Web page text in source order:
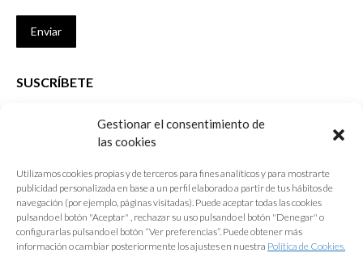
Gestionar el consentimiento de
las cookies
Utilizamos cookies propias y de terceros para fines analíticos y para mostrarte
publicidad personalizada en base a un perfil elaborado a partir de tus hábitos de
navegación (por ejemplo, páginas visitadas). Puede aceptar todas las cookies
pulsando el botón "Aceptar" , rechazar su uso pulsando el botón "Denegar" o
configurarlas pulsando el botón “Ver preferencias”. Puede obtener más
información o cambiar posteriormente los ajustes en nuestra Política de Cookies.
Enviar
SUSCRÍBETE
que desarrolla el Colegio de Arquitectos de Cádiz
E-mail *
Acepto lostérminos y condiciones de uso